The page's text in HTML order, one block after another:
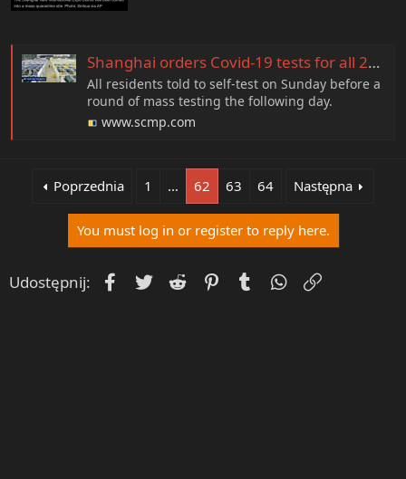
Shanghai orders Covid-19 tests for all 25 million residents
All residents told to self-test on Sunday before a
round of mass testing the following day.
www.scmp.com
Poprzednia 1 … 62 63 64 Następna
You must log in or register to reply here.
Udostępnij: Facebook
Twitter Reddit PinterestTumblrWhatsApp